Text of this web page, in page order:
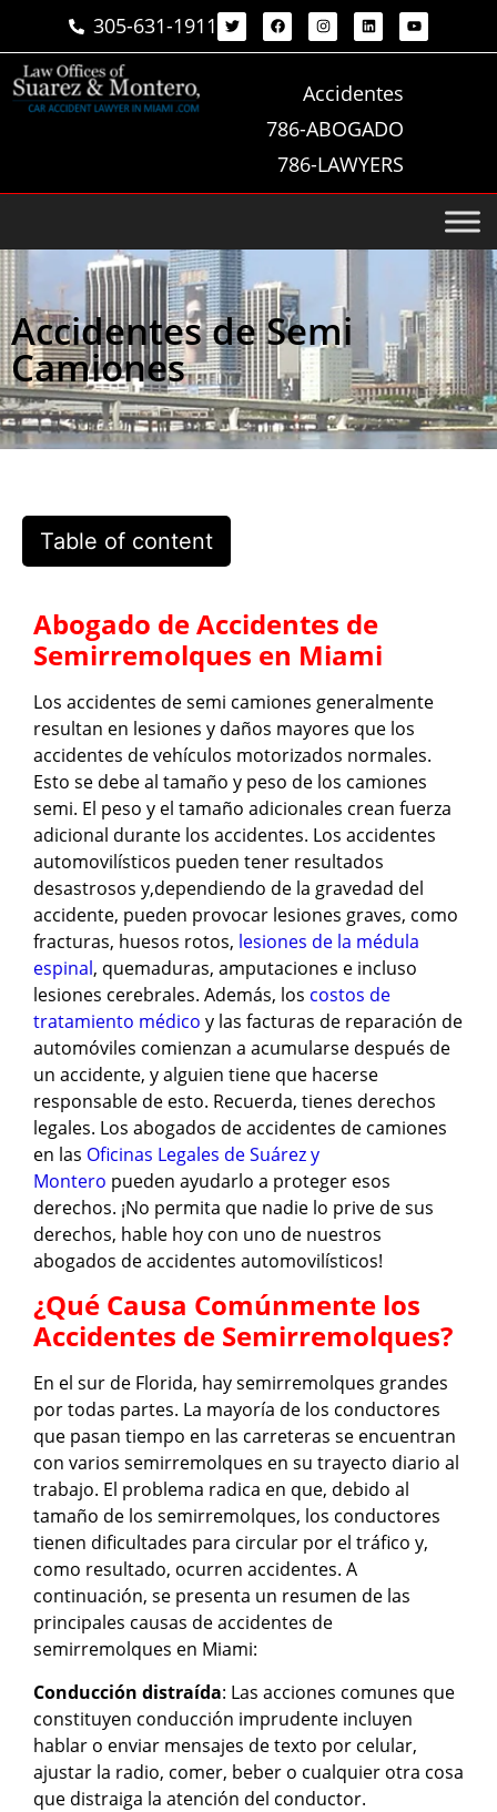
305-631-1911
Accidentes
786-ABOGADO
786-LAWYERS
Accidentes de Semi
Camiones
Table of content
Abogado de Accidentes de
Semirremolques en Miami
Los accidentes de semi camiones generalmente
resultan en lesiones y daños mayores que los
accidentes de vehículos motorizados normales.
Esto se debe al tamaño y peso de los camiones
semi. El peso y el tamaño adicionales crean fuerza
adicional durante los accidentes. Los accidentes
automovilísticos pueden tener resultados
desastrosos y,dependiendo de la gravedad del
accidente, pueden provocar lesiones graves, como
fracturas, huesos rotos, lesiones de la médula
espinal, quemaduras, amputaciones e incluso
lesiones cerebrales. Además, los costos de
tratamiento médico y las facturas de reparación de
automóviles comienzan a acumularse después de
un accidente, y alguien tiene que hacerse
responsable de esto. Recuerda, tienes derechos
legales. Los abogados de accidentes de camiones
en las Oficinas Legales de Suárez y
Montero pueden ayudarlo a proteger esos
derechos. ¡No permita que nadie lo prive de sus
derechos, hable hoy con uno de nuestros
abogados de accidentes automovilísticos!
¿Qué Causa Comúnmente los
Accidentes de Semirremolques?
En el sur de Florida, hay semirremolques grandes
por todas partes. La mayoría de los conductores
que pasan tiempo en las carreteras se encuentran
con varios semirremolques en su trayecto diario al
trabajo. El problema radica en que, debido al
tamaño de los semirremolques, los conductores
tienen dificultades para circular por el tráfico y,
como resultado, ocurren accidentes. A
continuación, se presenta un resumen de las
principales causas de accidentes de
semirremolques en Miami:
Conducción distraída: Las acciones comunes que
constituyen conducción imprudente incluyen
hablar o enviar mensajes de texto por celular,
ajustar la radio, comer, beber o cualquier otra cosa
que distraiga la atención del conductor.